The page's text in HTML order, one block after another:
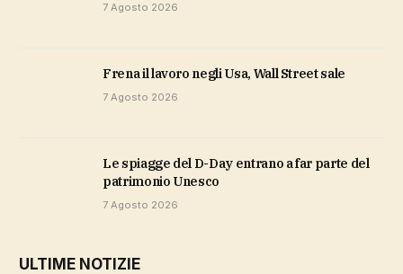
7 Agosto 2026
Frena il lavoro negli Usa, Wall Street sale
7 Agosto 2026
Le spiagge del D-Day entrano a far parte del
patrimonio Unesco
7 Agosto 2026
ULTIME NOTIZIE